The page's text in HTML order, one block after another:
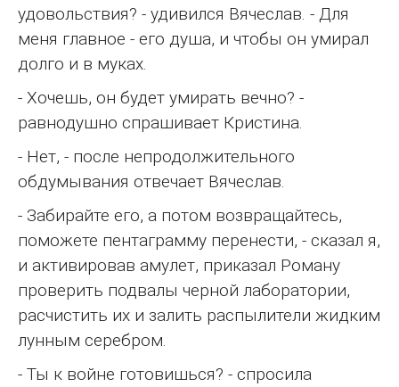
удовольствия? - удивился Вячеслав. - Для
меня главное - его душа, и чтобы он умирал
долго и в муках.
- Хочешь, он будет умирать вечно? -
равнодушно спрашивает Кристина.
- Нет, - после непродолжительного
обдумывания отвечает Вячеслав.
- Забирайте его, а потом возвращайтесь,
поможете пентаграмму перенести, - сказал я,
и активировав амулет, приказал Роману
проверить подвалы черной лаборатории,
расчистить их и залить распылители жидким
лунным серебром.
- Ты к войне готовишься? - спросила